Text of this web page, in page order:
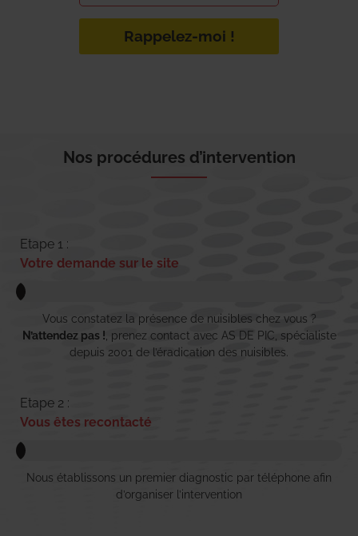
Rappelez-moi !
Nos procédures d’intervention
Etape 1 :
Votre demande sur le site
Vous constatez la présence de nuisibles chez vous ?
N’attendez pas ! , prenez contact avec AS DE PIC, spécialiste
depuis 2001 de l’éradication des nuisibles.
Etape 2 :
Vous êtes recontacté
Nous établissons un premier diagnostic par téléphone afin
d’organiser l’intervention